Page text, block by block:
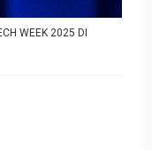
WEEK 2025 DI